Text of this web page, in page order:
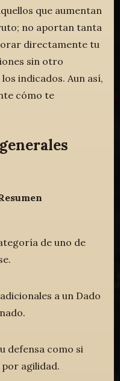
que aumentan
no aportan tanta
directamente tu
sin otro
indicados. Aun así,
cómo te
de uno de
a un Dado
defensa como si
agilidad.